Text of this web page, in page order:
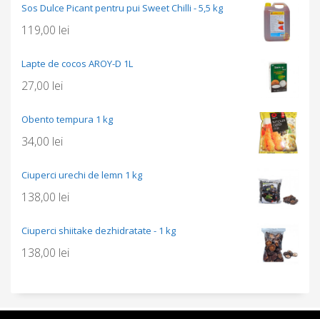
Sos Dulce Picant pentru pui Sweet Chilli - 5,5 kg
119,00 lei
Lapte de cocos AROY-D 1L
27,00 lei
Obento tempura 1 kg
34,00 lei
Ciuperci urechi de lemn 1 kg
138,00 lei
Ciuperci shiitake dezhidratate - 1 kg
138,00 lei